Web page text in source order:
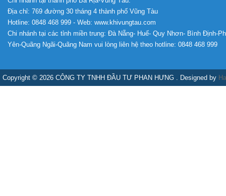
Địa chỉ: 769 đường 30 tháng 4 thành phố Vũng Tàu
Hotline: 0848 468 999 - Web: www.khivungtau.com
Chi nhánh tại các tỉnh miền trung: Đà Nẵng- Huế- Quy Nhơn- Bình Định-
Yên-Quãng Ngãi-Quãng Nam vui lòng liên hệ theo hotline: 0848 468 999
Copyright © 2026 CÔNG TY TNHH ĐẦU TƯ PHAN HƯNG . Designed by